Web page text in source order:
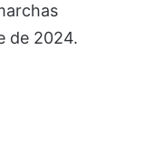
de 2024.